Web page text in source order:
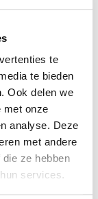
te
te bieden
Ook delen we
met onze
analyse. Deze
met andere
ze hebben
services.